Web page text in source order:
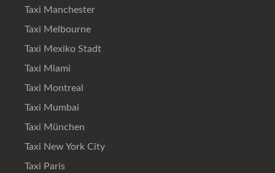
Taxi Manchester
Taxi Melbourne
Taxi Mexiko Stadt
Taxi Miami
Taxi Montreal
Taxi Mumbai
Taxi München
Taxi New York City
Taxi Paris